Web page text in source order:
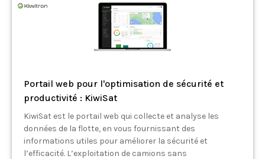
Portail web pour l'optimisation de sécurité et
productivité : KiwiSat
KiwiSat est le portail web qui collecte et analyse les
données de la flotte, en vous fournissant des
informations utiles pour améliorer la sécurité et
l’efficacité. L’exploitation de camions sans